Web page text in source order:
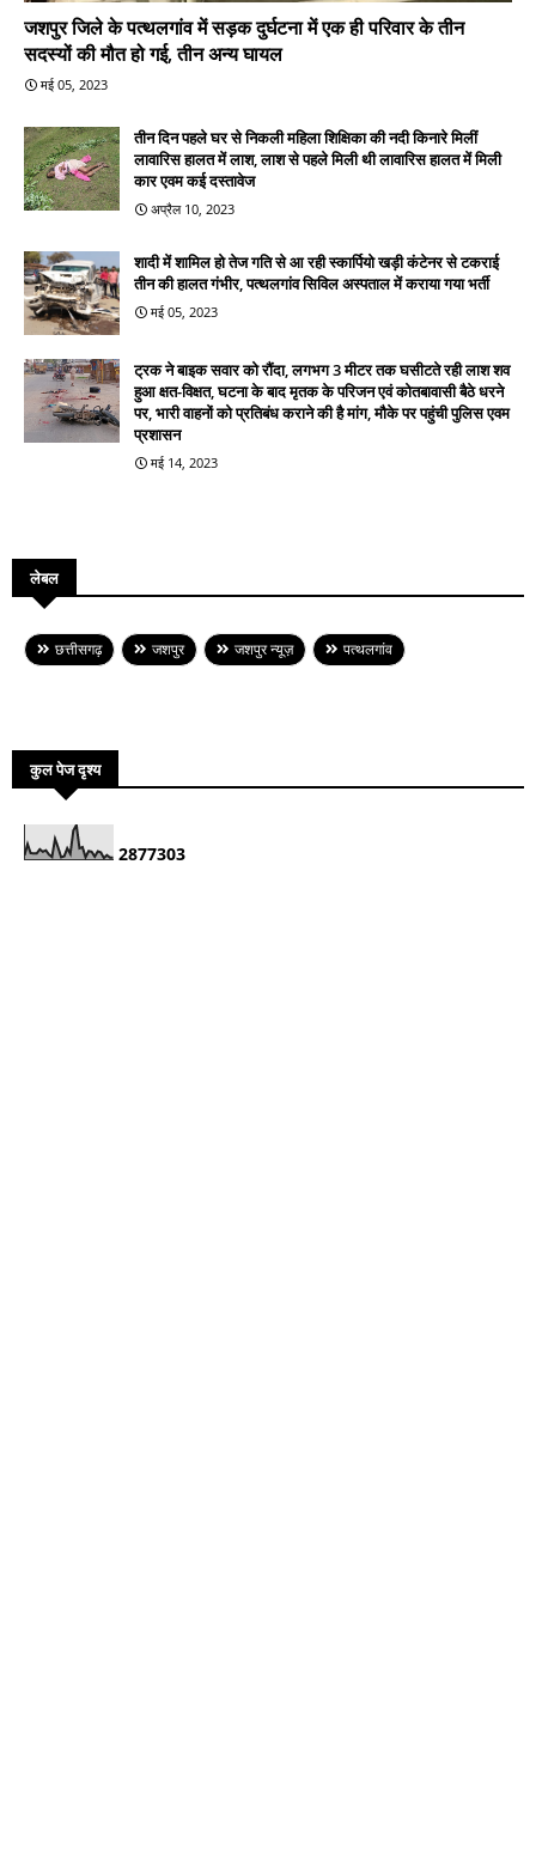
जशपुर जिले के पत्थलगांव में सड़क दुर्घटना में एक ही परिवार के तीन
सदस्यों की मौत हो गई, तीन अन्य घायल
मई 05, 2023
तीन दिन पहले घर से निकली महिला शिक्षिका की नदी किनारे मिलीं
लावारिस हालत में लाश, लाश से पहले मिली थी लावारिस हालत में मिली
कार एवम कई दस्तावेज
अप्रैल 10, 2023
शादी में शामिल हो तेज गति से आ रही स्कार्पियो खड़ी कंटेनर से टकराई
तीन की हालत गंभीर, पत्थलगांव सिविल अस्पताल में कराया गया भर्ती
मई 05, 2023
ट्रक ने बाइक सवार को रौंदा, लगभग 3 मीटर तक घसीटते रही लाश शव
हुआ क्षत-विक्षत, घटना के बाद मृतक के परिजन एवं कोतबावासी बैठे धरने
पर, भारी वाहनों को प्रतिबंध कराने की है मांग, मौके पर पहुंची पुलिस एवम
प्रशासन
मई 14, 2023
लेबल
छत्तीसगढ़ जशपुर जशपुर न्यूज़ पत्थलगांव
कुल पेज दृश्य
2877303